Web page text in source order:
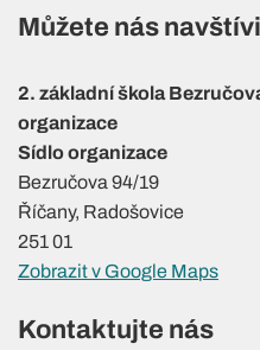
Můžete nás
2. základní škola
organizace
Sídlo organizace
Bezručova 94/19
Říčany, Radošovice
251 01
Zobrazit v Google Maps
Kontaktujte nás